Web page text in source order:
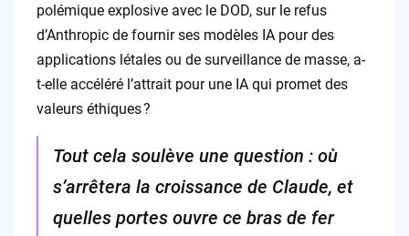
polémique explosive avec le DOD, sur le refus
d’Anthropic de fournir ses modèles IA pour des
applications létales ou de surveillance de masse, a-
t-elle accéléré l’attrait pour une IA qui promet des
valeurs éthiques ?
Tout cela soulève une question : où
s’arrêtera la croissance de Claude, et
quelles portes ouvre ce bras de fer